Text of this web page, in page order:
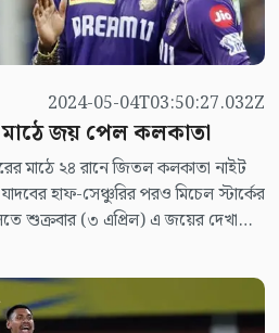
2024-05-04T03:50:27.032Z
মাঠে জয় পেল কলকাতা
মাঠে ২৪ রানে জিতল কলকাতা নাইট
হাফ-সেঞ্চুরির পরও মিচেল স্টার্কের
শুক্রবার (৩ এপ্রিল) এ জয়ের দেখা
কেকেআর।